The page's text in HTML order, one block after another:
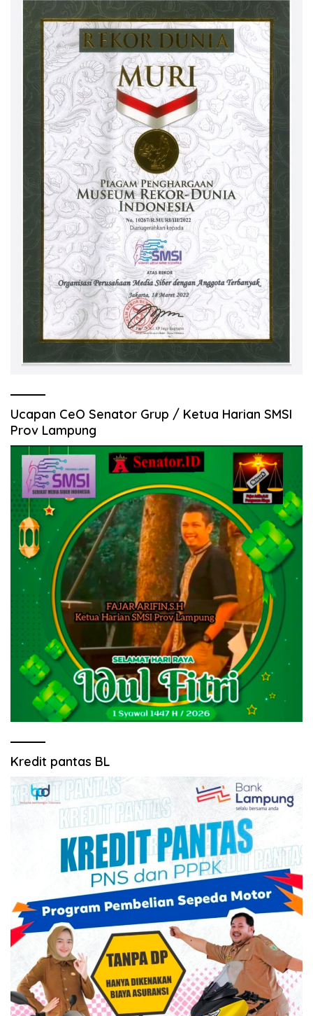
Ucapan CeO Senator Grup / Ketua Harian SMSI
Prov Lampung
Kredit pantas BL